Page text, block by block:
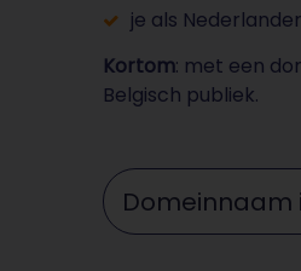
je als
Kortom: met een
Belgisch publiek.
Domeinnaam